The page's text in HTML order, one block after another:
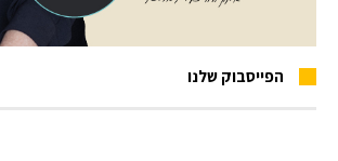
הפייסבוק שלנו